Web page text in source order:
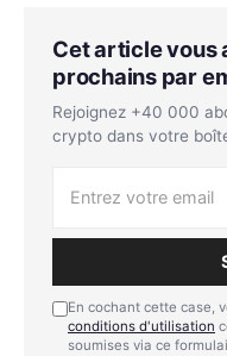
Cet article vous
prochains par
Rejoignez +40 000
crypto dans votre
En cochant cette case,
conditions d'utilisation
soumises via ce